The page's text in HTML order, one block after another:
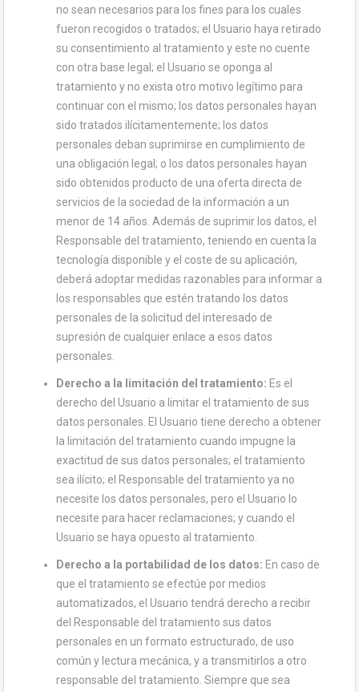
no sean necesarios para los fines para los cuales
fueron recogidos o tratados; el Usuario haya retirado
su consentimiento al tratamiento y este no cuente
con otra base legal; el Usuario se oponga al
tratamiento y no exista otro motivo legítimo para
continuar con el mismo; los datos personales hayan
sido tratados ilícitamentemente; los datos
personales deban suprimirse en cumplimiento de
una obligación legal; o los datos personales hayan
sido obtenidos producto de una oferta directa de
servicios de la sociedad de la información a un
menor de 14 años. Además de suprimir los datos, el
Responsable del tratamiento, teniendo en cuenta la
tecnología disponible y el coste de su aplicación,
deberá adoptar medidas razonables para informar a
los responsables que estén tratando los datos
personales de la solicitud del interesado de
supresión de cualquier enlace a esos datos
personales.
Derecho a la limitación del tratamiento: Es el
derecho del Usuario a limitar el tratamiento de sus
datos personales. El Usuario tiene derecho a obtener
la limitación del tratamiento cuando impugne la
exactitud de sus datos personales; el tratamiento
sea ilícito; el Responsable del tratamiento ya no
necesite los datos personales, pero el Usuario lo
necesite para hacer reclamaciones; y cuando el
Usuario se haya opuesto al tratamiento.
Derecho a la portabilidad de los datos: En caso de
que el tratamiento se efectúe por medios
automatizados, el Usuario tendrá derecho a recibir
del Responsable del tratamiento sus datos
personales en un formato estructurado, de uso
común y lectura mecánica, y a transmitirlos a otro
responsable del tratamiento. Siempre que sea